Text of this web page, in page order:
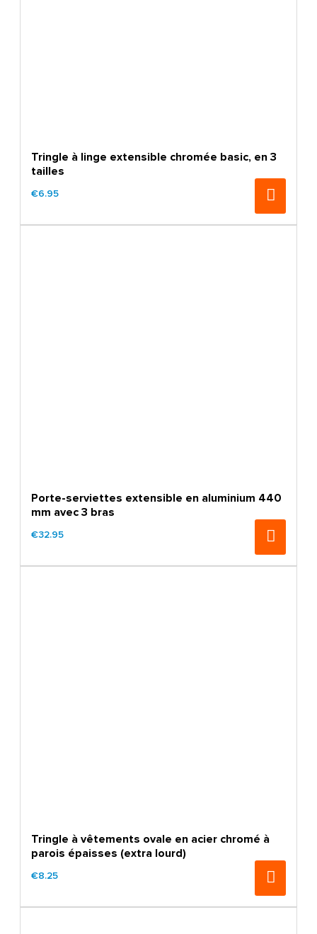
Tringle à linge extensible chromée basic, en 3
tailles
€6.95
Porte-serviettes extensible en aluminium 440
mm avec 3 bras
€32.95
Tringle à vêtements ovale en acier chromé à
parois épaisses (extra lourd)
€8.25